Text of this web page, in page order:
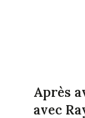
Après
avec